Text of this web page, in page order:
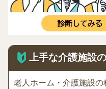
上手な介護施設
老人ホーム・介護施設の